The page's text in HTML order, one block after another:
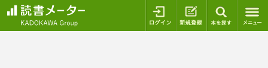
ログイン 新規登録